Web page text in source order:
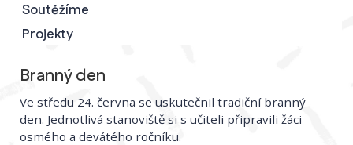
Soutěžíme
Projekty
Branný den
Ve středu 24. června se uskutečnil tradiční branný
den. Jednotlivá stanoviště si s učiteli připravili žáci
osmého a devátého ročníku.